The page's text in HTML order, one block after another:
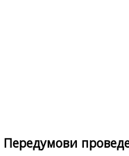
Передумови